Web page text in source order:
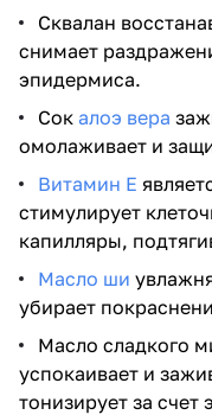
Сквалан
снимает
эпидермиса.
Сок алоэ вера
омолаживает и
Витамин Е
стимулирует
капилляры,
Масло ши
убирает
Масло сладкого
успокаивает и
тонизирует за